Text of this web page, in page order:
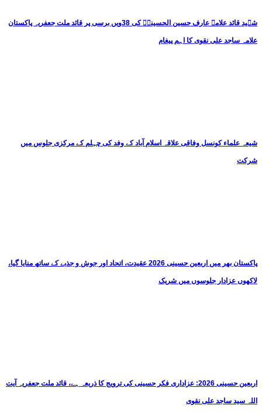
شہید قائد علامہ عارف حسین الحسینیؒ کی 38ویں برسی پر قائد ملت جعفریہ پاکستان
علامہ ساجد علی نقوی کا اہم پیغام
شیعہ علماء کونسل وفاقی علاقہ اسلام آباد کے وفد کی چہلم کے مرکزی جلوس میں
شرکت
پاکستان بھر میں اربعین حسینی 2026 عقیدت، اتحاد اور جوش و جذبے کے ساتھ منایا گیا،
لاکھوں عزادار جلوسوں میں شریک
اربعین حسینی 2026: عزاداری فکر حسینی کی ترویج کا ذریعہ ہے، قائد ملت جعفریہ آیت
اللہ سید ساجد علی نقوی